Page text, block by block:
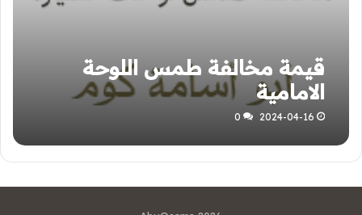
قيمة مخالفة طمس اللوحة
الامامية
2024-04-16
0